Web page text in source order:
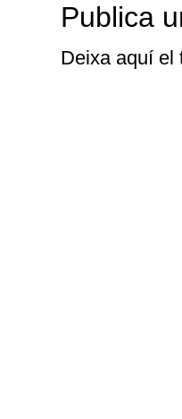
Publica
Deixa aquí el